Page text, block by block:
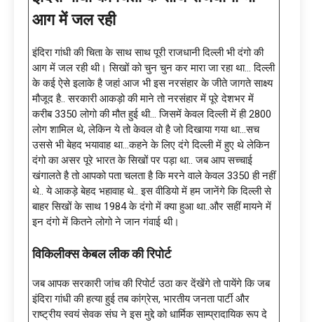
आग में जल रही
इंदिरा गांधी की चिता के साथ साथ पूरी राजधानी दिल्ली भी दंगो की
आग में जल रही थी। सिखों को चुन चुन कर मारा जा रहा था… दिल्ली
के कई ऐसे इलाके है जहां आज भी इस नरसंहार के जीते जागते साक्ष्य
मौजूद है.. सरकारी आकड़ो की माने तो नरसंहार में पूरे देशभर में
करीब 3350 लोगो की मौत हुई थी… जिसमें केवल दिल्ली में ही 2800
लोग शामिल थे, लेकिन ये तो केवल वो है जो दिखाया गया था…सच
उससे भी बेहद भयावाह था…कहने के लिए दंगे दिल्ली में हुए थे लेकिन
दंगो का असर पूरे भारत के सिखों पर पड़ा था.. जब आप सच्चाई
खंगालते है तो आपको पता चलता है कि मरने वाले केवल 3350 ही नहीं
थे.. ये आकड़े बेहद भहावाह थे.. इस वीडियो में हम जानेंगे कि दिल्ली से
बाहर सिखों के साथ 1984 के दंगो में क्या हुआ था..और सहीं मायने में
इन दंगो में कितने लोगो ने जान गंवाई थी।
विकिलीक्स केबल लीक की रिपोर्ट
जब आपक सरकारी जांच की रिपोर्ट उठा कर देंखेंगे तो पायेंगे कि जब
इंदिरा गांधी की हत्या हुई तब कांग्रेस, भारतीय जनता पार्टी और
राष्ट्रीय स्वयं सेवक संघ ने इस मुद्दे को धार्मिक साम्प्रादायिक रूप दे